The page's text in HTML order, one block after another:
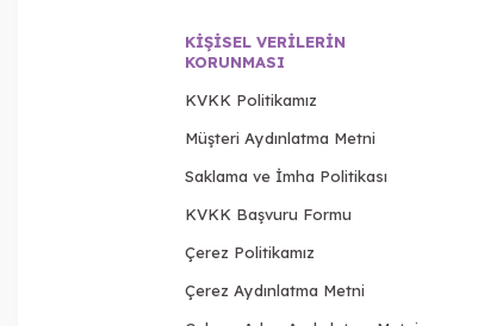
KIŞISEL VERILERIN
KORUNMASI
KVKK Politikamız
Müşteri Aydınlatma Metni
Saklama ve İmha Politikası
KVKK Başvuru Formu
Çerez Politikamız
Çerez Aydınlatma Metni